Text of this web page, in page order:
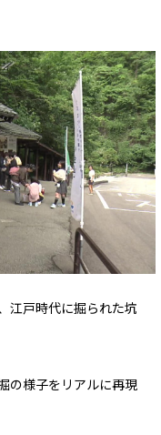
江戸時代に掘られた坑
の様子をリアルに再現